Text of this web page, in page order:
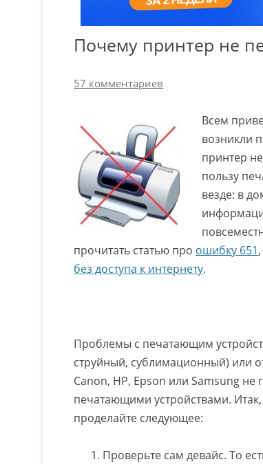
Почему принтер не
57 комментариев
Всем
возникли
принтер
пользу
везде: в
прочитать статью про ошибку 651
без доступа к интернету.
Проблемы с печатающим
струйный, сублимационный) или
Canon, HP, Epson или Samsung не
печатающими устройствами.
проделайте следующее:
Проверьте сам девайс. То